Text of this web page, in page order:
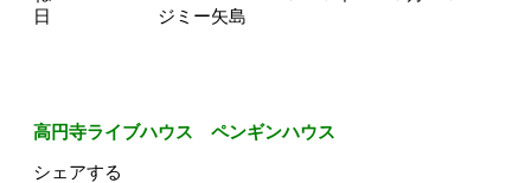
日 ジミー矢島
高円寺ライブハウス ペンギンハウス
シェアする